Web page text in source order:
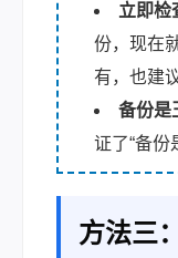
立即检
份，现在
有，也建
备份是
证了“备份
方法三